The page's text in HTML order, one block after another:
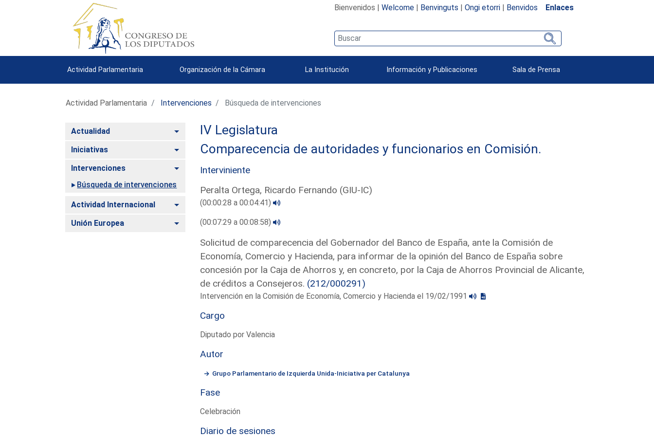
Bienvenidos | Welcome| Benvinguts | Ongi etorri| Benvidos Enlaces
Actividad Parlamentaria Organización de la Cámara La Institución Información y Publicaciones Sala de Prensa
Actividad Parlamentaria Intervenciones Búsqueda de intervenciones
Actualidad Alternar
Iniciativas Alternar
Intervenciones
Alternar
Búsqueda de intervenciones
Actividad Internacional Alternar
Unión Europea Alternar
IV Legislatura
Comparecencia de autoridades y funcionarios en Comisión.
Interviniente
Peralta Ortega, Ricardo Fernando (GIU-IC)
(00:00:28 a 00:04:41)
(00:07:29 a 00:08:58)
Solicitud de comparecencia del Gobernador del Banco de España, ante la Comisión de
Economía, Comercio y Hacienda, para informar de la opinión del Banco de España sobre
concesión por la Caja de Ahorros y, en concreto, por la Caja de Ahorros Provincial de Alicante,
de créditos a Consejeros. (212/000291)
Intervención en la Comisión de Economía, Comercio y Hacienda el 19/02/1991
Cargo
Diputado por Valencia
Autor
Grupo Parlamentario de Izquierda Unida-Iniciativa per Catalunya
Fase
Celebración
Diario de sesiones